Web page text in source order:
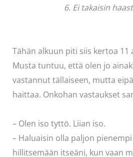
6. Ei takaisin
Tähän alkuun piti siis kertoa 11
Musta tuntuu, että olen jo
vastannut tällaiseen, mutta
haittaa. Onkohan vastaukset
– Olen iso tyttö. Liian iso.
– Haluaisin olla paljon
hillitsemään itseäni, kun vaan